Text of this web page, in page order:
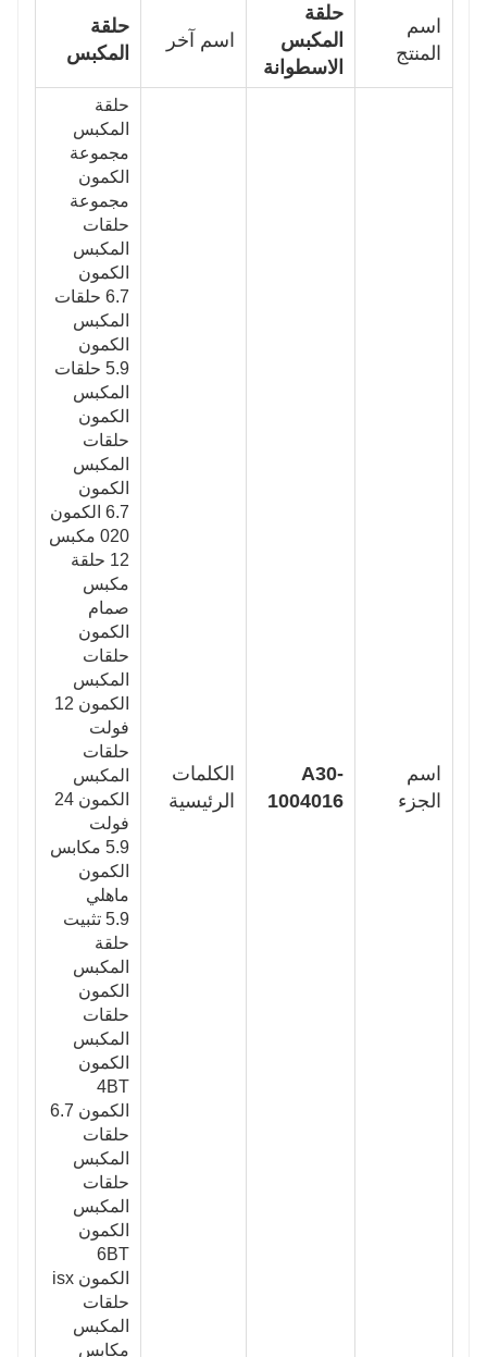
اسم
المنتج
حلقة
المكبس
الاسطوانة
اسم آخر
حلقة
المكبس
اسم
الجزء
A30-
1004016
الكلمات
الرئيسية
حلقة
المكبس
مجموعة
الكمون
مجموعة
حلقات
المكبس
الكمون
6.7 حلقات
المكبس
الكمون
5.9 حلقات
المكبس
الكمون
حلقات
المكبس
الكمون
6.7 الكمون
020 مكبس
12 حلقة
مكبس
صمام
الكمون
حلقات
المكبس
الكمون 12
فولت
حلقات
المكبس
الكمون 24
فولت
5.9 مكابس
الكمون
ماهلي
5.9 تثبيت
حلقة
المكبس
الكمون
حلقات
المكبس
الكمون
4BT
الكمون 6.7
حلقات
المكبس
حلقات
المكبس
الكمون
6BT
الكمون isx
حلقات
المكبس
مكابس